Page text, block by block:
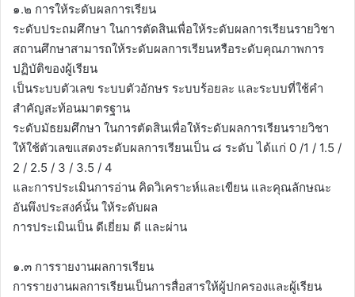
๑.๒ การให้ระดับผลการเรียน
ระดับประถมศึกษา ในการตัดสินเพื่อให้ระดับผลการเรียนรายวิชา
สถานศึกษาสามารถให้ระดับผลการเรียนหรือระดับคุณภาพการ
ปฏิบัติของผู้เรียน
เป็นระบบตัวเลข ระบบตัวอักษร ระบบร้อยละ และระบบที่ใช้คำ
สำคัญสะท้อนมาตรฐาน
ระดับมัธยมศึกษา ในการตัดสินเพื่อให้ระดับผลการเรียนรายวิชา
ให้ใช้ตัวเลขแสดงระดับผลการเรียนเป็น ๘ ระดับ ได้แก่ 0 /1 / 1.5 /
2 / 2.5 / 3 / 3.5 / 4
และการประเมินการอ่าน คิดวิเคราะห์และเขียน และคุณลักษณะ
อันพึงประสงค์นั้น ให้ระดับผล
การประเมินเป็น ดีเยี่ยม ดี และผ่าน
๑.๓ การรายงานผลการเรียน
การรายงานผลการเรียนเป็นการสื่อสารให้ผู้ปกครองและผู้เรียน